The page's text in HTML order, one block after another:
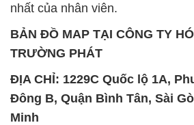
nhất của nhân viên.
BẢN ĐỒ MAP TẠI CÔNG TY
TRƯỜNG PHÁT
ĐỊA CHỈ: 1229C Quốc lộ 1A,
Đông B, Quận Bình Tân, Sài
Minh